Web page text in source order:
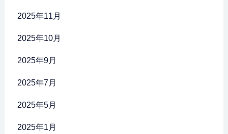
2025年11月
2025年10月
2025年9月
2025年7月
2025年5月
2025年1月